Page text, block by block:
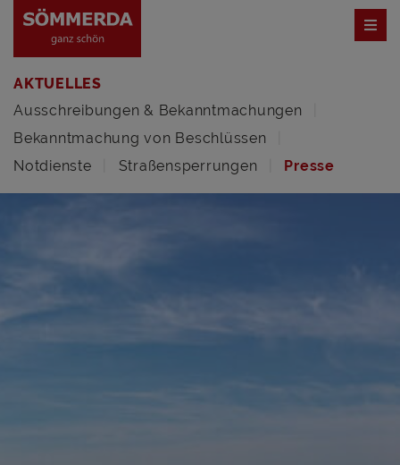
AKTUELLES
Ausschreibungen & Bekanntmachungen
Bekanntmachung von Beschlüssen
Notdienste
Straßensperrungen Presse